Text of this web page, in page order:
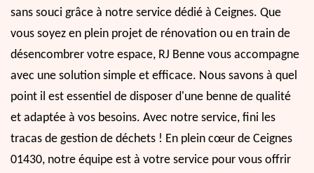
sans souci grâce à notre service dédié à Ceignes. Que
vous soyez en plein projet de rénovation ou en train de
désencombrer votre espace, RJ Benne vous accompagne
avec une solution simple et efficace. Nous savons à quel
point il est essentiel de disposer d'une benne de qualité
et adaptée à vos besoins. Avec notre service, fini les
tracas de gestion de déchets ! En plein cœur de Ceignes
01430, notre équipe est à votre service pour vous offrir